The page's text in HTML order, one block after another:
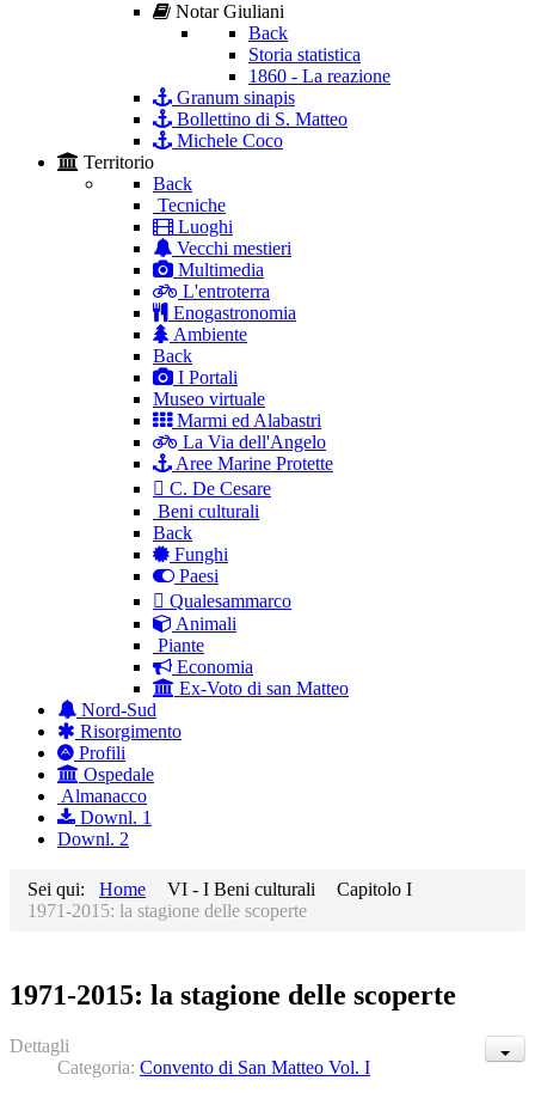
Notar Giuliani
Back
Storia statistica
1860 - La reazione
Granum sinapis
Bollettino di S. Matteo
Michele Coco
Territorio
Back
Tecniche
Luoghi
Vecchi mestieri
Multimedia
L'entroterra
Enogastronomia
Ambiente
Back
I Portali
Museo virtuale
Marmi ed Alabastri
La Via dell'Angelo
Aree Marine Protette
C. De Cesare
Beni culturali
Back
Funghi
Paesi
Qualesammarco
Animali
Piante
Economia
Ex-Voto di san Matteo
Nord-Sud
Risorgimento
Profili
Ospedale
Almanacco
Downl. 1
Downl. 2
Sei qui: Home VI - I Beni culturali
Capitolo I
1971-2015: la stagione delle scoperte
1971-2015: la stagione delle scoperte
Dettagli
Categoria: Convento di San Matteo Vol. I